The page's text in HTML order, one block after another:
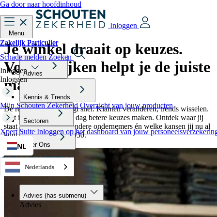
Ga door naar hoofdinhoud
Menu
Inloggen
Zakelijk Particulier
Advies
Kennis & Trends
Sectoren
Over Ons
Nederlands
Zakelijk Particulier
Schade meldenZoeken
Inloggen
Inloggen
Mijn Schouten Zekerheid Overzicht van jouw producten
Xpert Suite Inloggen op het dashboard van jouw
NL
Advies (has submenu)
Advies
Je winkel draait op keuzes.
Vooruitkijken helpt je de juiste
maken.
De retailwereld beweegt snel. Klanten veranderen, trends wisselen.
Met inzicht kun je elke dag betere keuzes maken. Ontdek waar jij
staat ten opzichte van andere ondernemers én welke kansen jij nu al
kunt pakken richting 2030.
Start de Zekerheidstest